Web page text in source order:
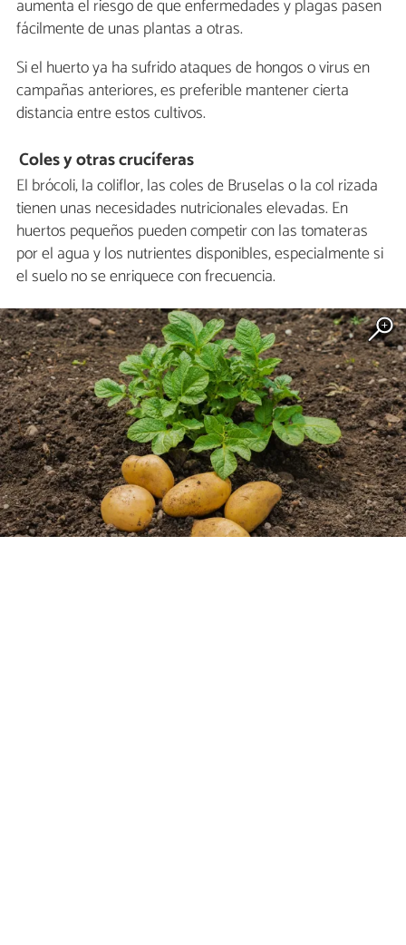
aumenta el riesgo de que enfermedades y plagas pasen
fácilmente de unas plantas a otras.
Si el huerto ya ha sufrido ataques de hongos o virus en
campañas anteriores, es preferible mantener cierta
distancia entre estos cultivos.
Coles y otras crucíferas
El brócoli, la coliflor, las coles de Bruselas o la col rizada
tienen unas necesidades nutricionales elevadas. En
huertos pequeños pueden competir con las tomateras
por el agua y los nutrientes disponibles, especialmente si
el suelo no se enriquece con frecuencia.